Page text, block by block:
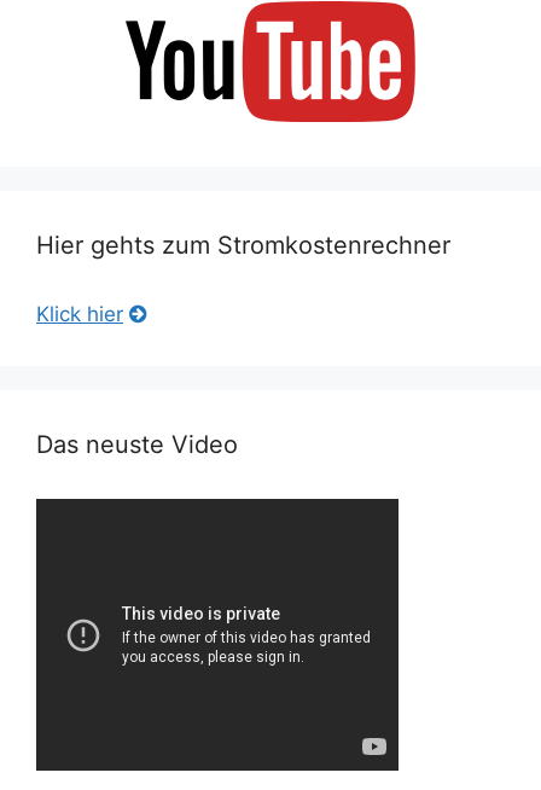
Hier gehts zum Stromkostenrechner
Klick hier
Das neuste Video